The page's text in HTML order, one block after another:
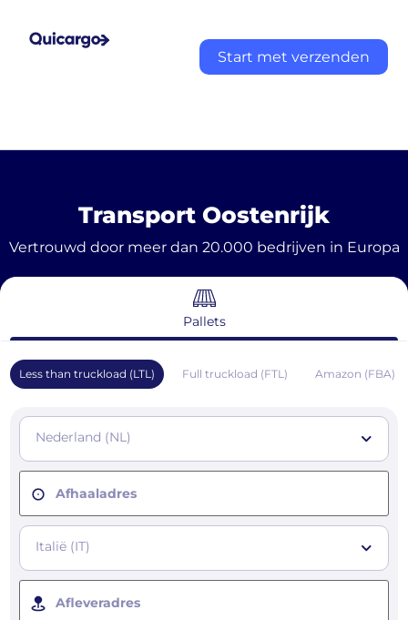
Start met verzenden
Transport Oostenrijk
Vertrouwd door meer dan 20.000 bedrijven in Europa
Pallets
Less than truckload (LTL) Full truckload (FTL) Amazon (FBA)
Nederland (NL)
Afhaaladres
Italië (IT)
Afleveradres